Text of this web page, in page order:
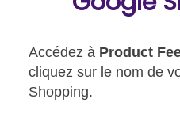
Accédez à Product
cliquez sur le nom de
Shopping.